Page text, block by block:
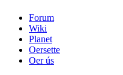
Forum
Wiki
Planet
Oersette
Oer ús